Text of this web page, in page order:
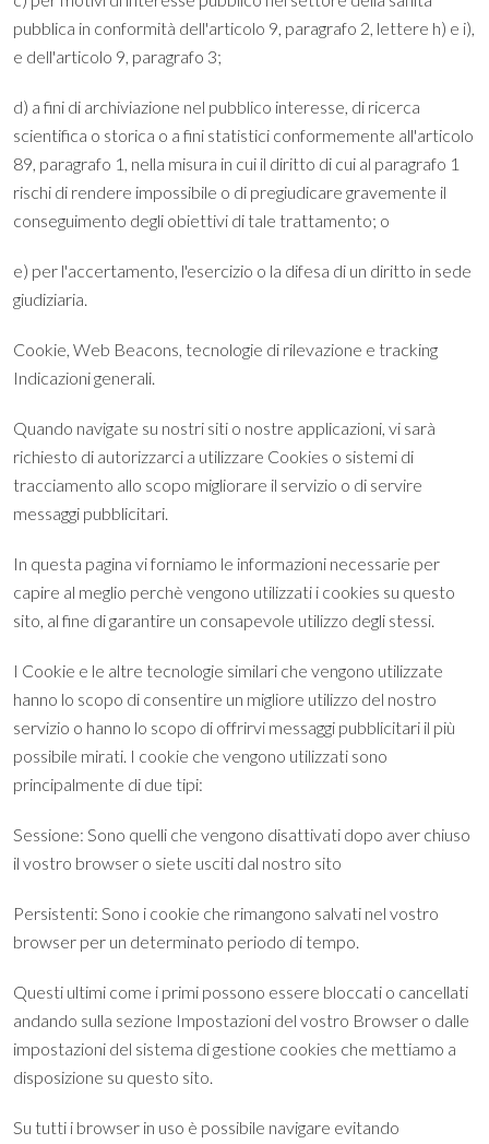
pubblica in conformità dell'articolo 9, paragrafo 2, lettere h) e i),
e dell'articolo 9, paragrafo 3;
d) a fini di archiviazione nel pubblico interesse, di ricerca
scientifica o storica o a fini statistici conformemente all'articolo
89, paragrafo 1, nella misura in cui il diritto di cui al paragrafo 1
rischi di rendere impossibile o di pregiudicare gravemente il
conseguimento degli obiettivi di tale trattamento; o
e) per l'accertamento, l'esercizio o la difesa di un diritto in sede
giudiziaria.
Cookie, Web Beacons, tecnologie di rilevazione e tracking
Indicazioni generali.
Quando navigate su nostri siti o nostre applicazioni, vi sarà
richiesto di autorizzarci a utilizzare Cookies o sistemi di
tracciamento allo scopo migliorare il servizio o di servire
messaggi pubblicitari.
In questa pagina vi forniamo le informazioni necessarie per
capire al meglio perchè vengono utilizzati i cookies su questo
sito, al fine di garantire un consapevole utilizzo degli stessi.
I Cookie e le altre tecnologie similari che vengono utilizzate
hanno lo scopo di consentire un migliore utilizzo del nostro
servizio o hanno lo scopo di offrirvi messaggi pubblicitari il più
possibile mirati. I cookie che vengono utilizzati sono
principalmente di due tipi:
Sessione: Sono quelli che vengono disattivati dopo aver chiuso
il vostro browser o siete usciti dal nostro sito
Persistenti: Sono i cookie che rimangono salvati nel vostro
browser per un determinato periodo di tempo.
Questi ultimi come i primi possono essere bloccati o cancellati
andando sulla sezione Impostazioni del vostro Browser o dalle
impostazioni del sistema di gestione cookies che mettiamo a
disposizione su questo sito.
Su tutti i browser in uso è possibile navigare evitando